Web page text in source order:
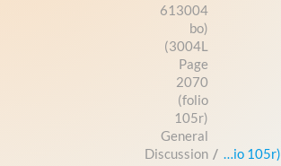
Page 2070 (folio 105r)
/
613004
(bo
3004L)
Page
2070
(folio
105r)
General
Discussion